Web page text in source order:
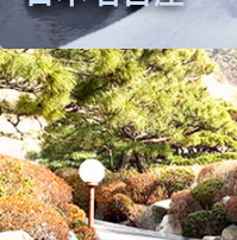
日本名古屋